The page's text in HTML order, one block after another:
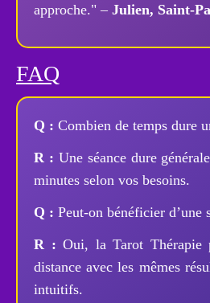
approche." – Julien, Saint-
FAQ
Q : Combien de temps dure
R : Une séance dure
minutes selon vos besoins.
Q : Peut-on bénéficier d’une
R : Oui, la Tarot Thérapie
distance avec les mêmes
intuitifs.